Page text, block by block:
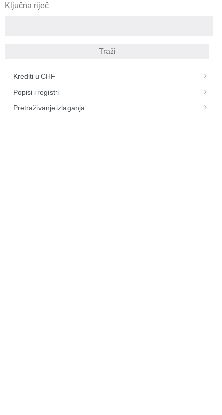
Ključna riječ
Traži
Krediti u CHF
Popisi i registri
Pretraživanje izlaganja